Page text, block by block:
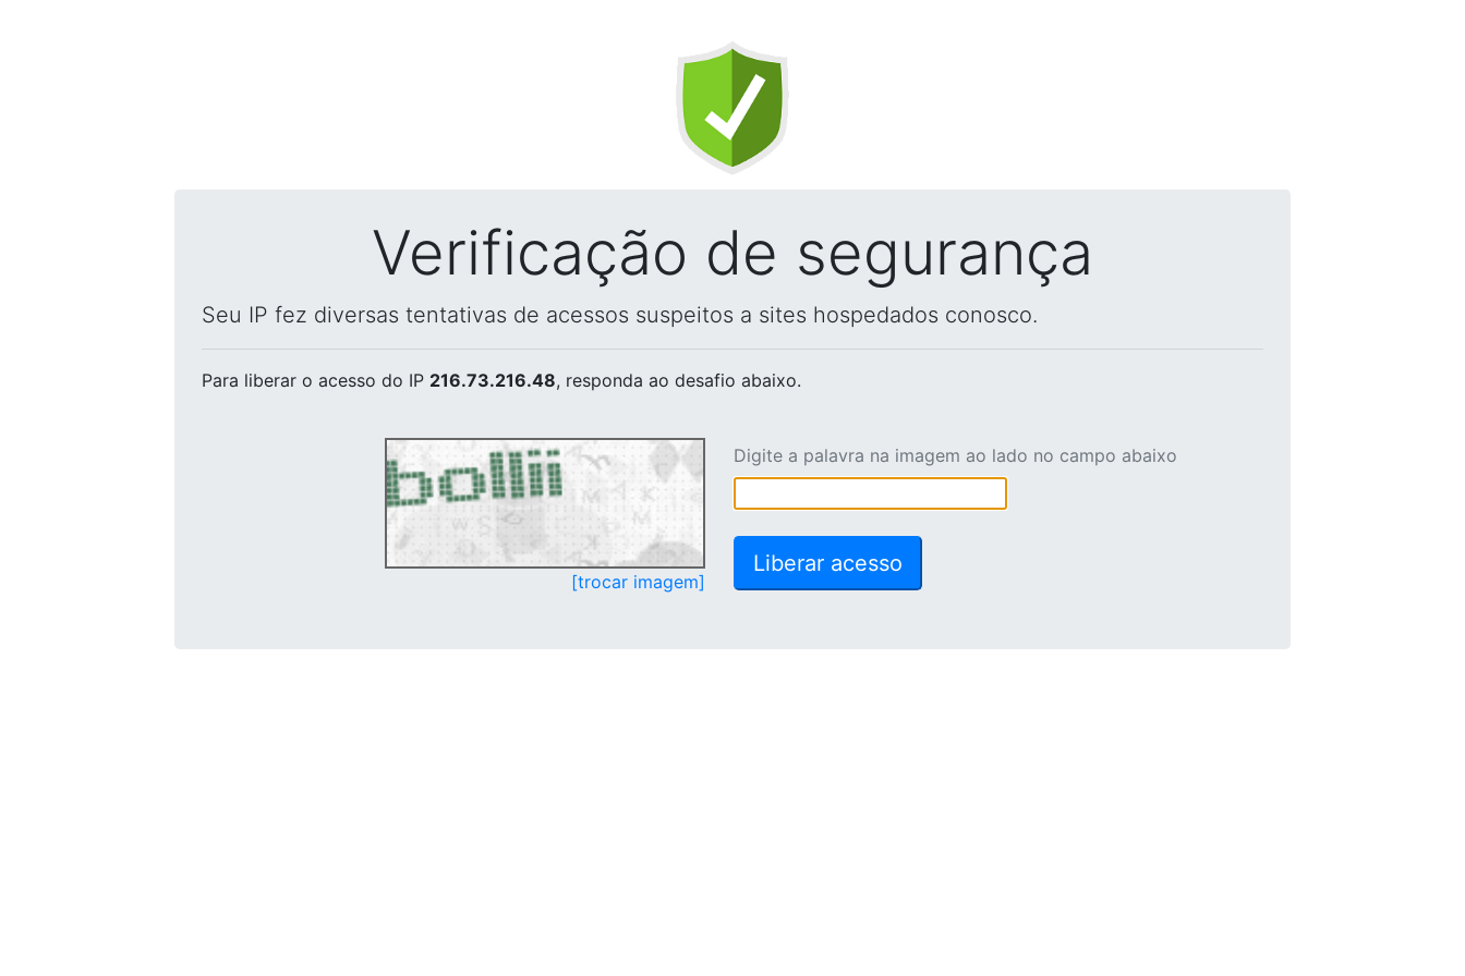
Verificação de segurança
Seu IP fez diversas tentativas de acessos suspeitos a sites hospedados conosco.
Para liberar o acesso do IP 216.73.216.48, responda ao desafio abaixo.
[trocar imagem]
Digite a palavra na imagem ao lado no campo abaixo